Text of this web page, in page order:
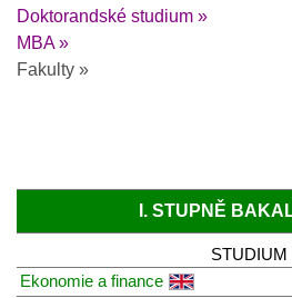
Doktorandské studium »
MBA »
Fakulty »
I. STUPNĚ
STUDIUM
Ekonomie a finance